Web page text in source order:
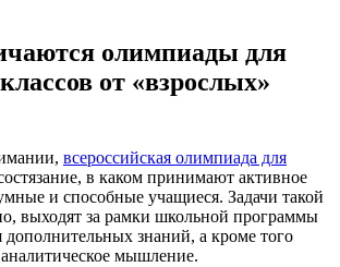
олимпиады для
от «взрослых»
всероссийская олимпиада для
в каком принимают активное
и способные учащиеся. Задачи такой
выходят за рамки школьной программы
знаний, а кроме того
аналитическое мышление.